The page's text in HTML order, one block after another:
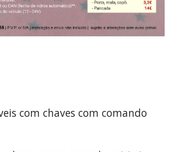
com chaves com comando